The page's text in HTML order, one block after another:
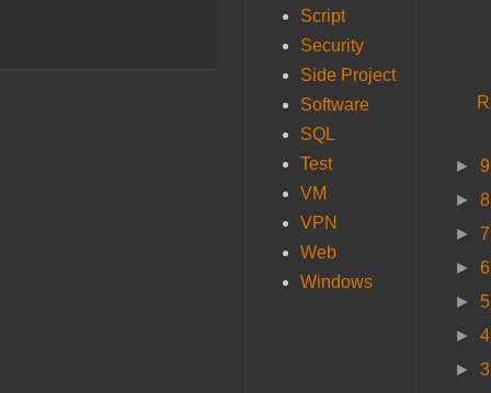
Script
Security
Side Project
Software
SQL
Test
VM
VPN
Web
Windows
►
►
►
►
►
►
►